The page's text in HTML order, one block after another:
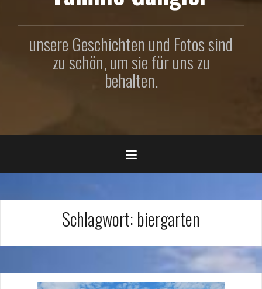
unsere Geschichten und Fotos sind
zu schön, um sie für uns zu
behalten.
Schlagwort: biergarten